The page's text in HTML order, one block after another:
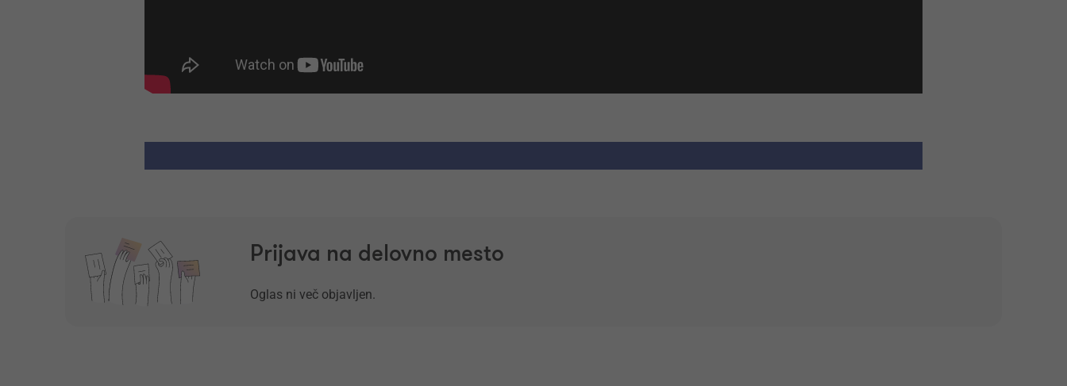
Prijava na delovno mesto
Oglas ni več objavljen.